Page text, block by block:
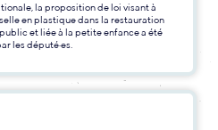
la proposition de loi visant à
en plastique dans la restauration
et liée à la petite enfance a été
les député·es.